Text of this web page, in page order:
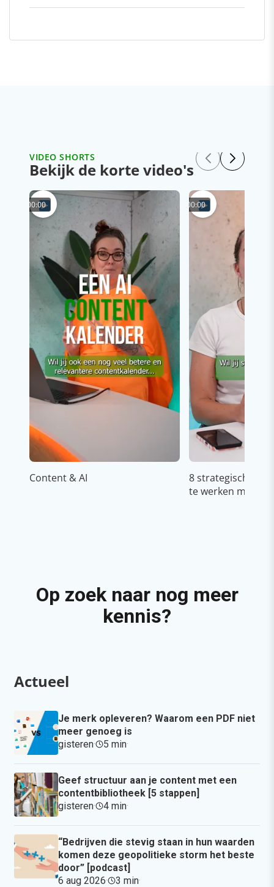
VIDEO SHORTS
Bekijk de korte video's
00:00
Content & AI
00:00
8 strategische
te werken met
Op zoek naar nog meer
kennis?
Actueel
Je merk opleveren? Waarom een PDF niet
meer genoeg is
gisteren· 5 min·
Geef structuur aan je content met een
contentbibliotheek [5 stappen]
gisteren· 4 min·
“Bedrijven die stevig staan in hun waarden
komen deze geopolitieke storm het beste
door” [podcast]
6 aug 2026· 3 min·